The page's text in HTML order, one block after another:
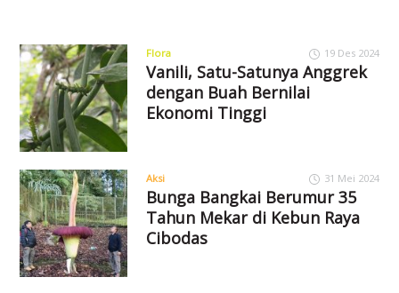
Flora 19 Des 2024
Vanili, Satu-Satunya Anggrek
dengan Buah Bernilai
Ekonomi Tinggi
Aksi 31 Mei 2024
Bunga Bangkai Berumur 35
Tahun Mekar di Kebun Raya
Cibodas